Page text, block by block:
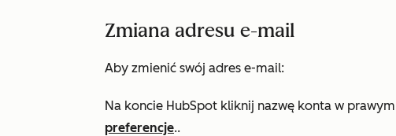
Zmiana adresu e-mail
Aby zmienić swój adres e-mail:
Na koncie HubSpot kliknij nazwę konta w
preferencje..